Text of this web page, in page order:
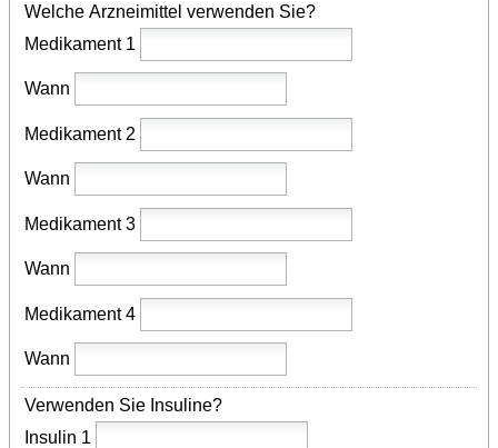
Welche Arzneimittel verwenden Sie?
Medikament 1
Wann
Medikament 2
Wann
Medikament 3
Wann
Medikament 4
Wann
Verwenden Sie Insuline?
Insulin 1